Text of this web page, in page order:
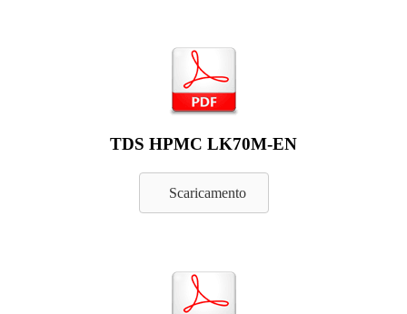
TDS HPMC LK70M-EN
Scaricamento